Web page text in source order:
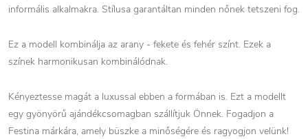
informális alkalmakra. Stílusa garantáltan minden nőnek tetszeni fog.
Ez a modell kombinálja az arany - fekete és fehér színt. Ezek a
színek harmonikusan kombinálódnak.
Kényeztesse magát a luxussal ebben a formában is. Ezt a modellt
egy gyönyörű ajándékcsomagban szállítjuk Önnek. Fogadjon a
Festina márkára, amely büszke a minőségére és ragyogjon velünk!